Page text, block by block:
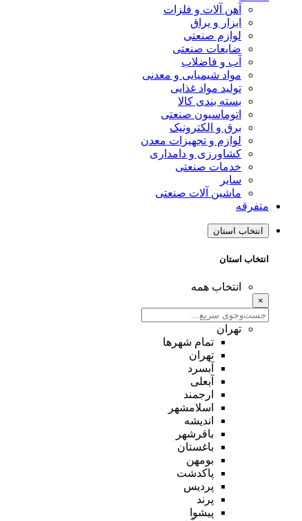
آهن آلات و فلزات
ابزار و یراق
لوازم صنعتی
ضایعات صنعتی
آب و فاضلاب
مواد شیمیایی و معدنی
تولید مواد غذایی
بسته بندی کالا
اتوماسیون صنعتی
برق و الکترونیک
لوازم و تجهیزات معدن
کشاورزی و دامداری
خدمات صنعتی
سایر
ماشین آلات صنعتی
متفرقه
انتخاب استان
انتخاب استان
انتخاب همه
×
تهران
تمام شهر‌ها
تهران
آبسرد
آبعلی
ارجمند
اسلامشهر
اندیشه
باقرشهر
باغستان
بومهن
پاکدشت
پردیس
پرند
پیشوا